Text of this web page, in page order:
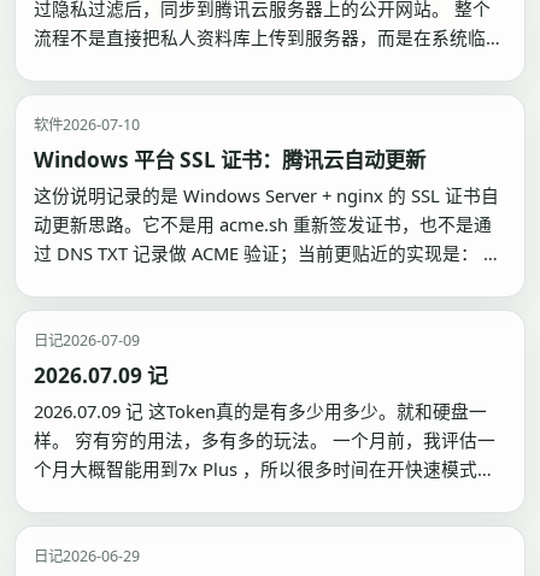
过隐私过滤后，同步到腾讯云服务器上的公开网站。 整个
流程不是直接把私人资料库上传到服务器，而是在系统临时
制进去，敏感目录、大文件、备份文件和明确排除的内容不
会进入公开包。部署完成或失败后，临时副本都会被清理。
1. …
软件2026-07-10
Windows 平台 SSL 证书：腾讯云自动更新
这份说明记录的是 Windows Server + nginx 的 SSL 证书自
动更新思路。它不是用 acme.sh 重新签发证书，也不是通
过 DNS TXT 记录做 ACME 验证；当前更贴近的实现是： 1.
Windows 定时任务每天运行一次 PowerS…
日记2026-07-09
2026.07.09 记
2026.07.09 记 这Token真的是有多少用多少。就和硬盘一
样。 穷有穷的用法，多有多的玩法。 一个月前，我评估一
个月大概智能用到7x Plus ，所以很多时间在开快速模式。
有用多Agent 对抗 迭代。 小米的API 确实浪费了，感觉小
米的API不够稳定…
日记2026-06-29